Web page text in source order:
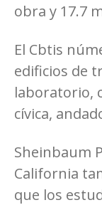
obra y 17.7
El Cbtis
edificios de
laboratorio,
cívica,
Sheinbaum
California
que los